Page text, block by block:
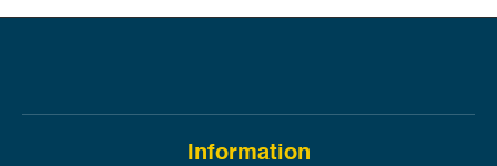
Information